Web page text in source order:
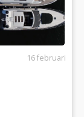
16 februari